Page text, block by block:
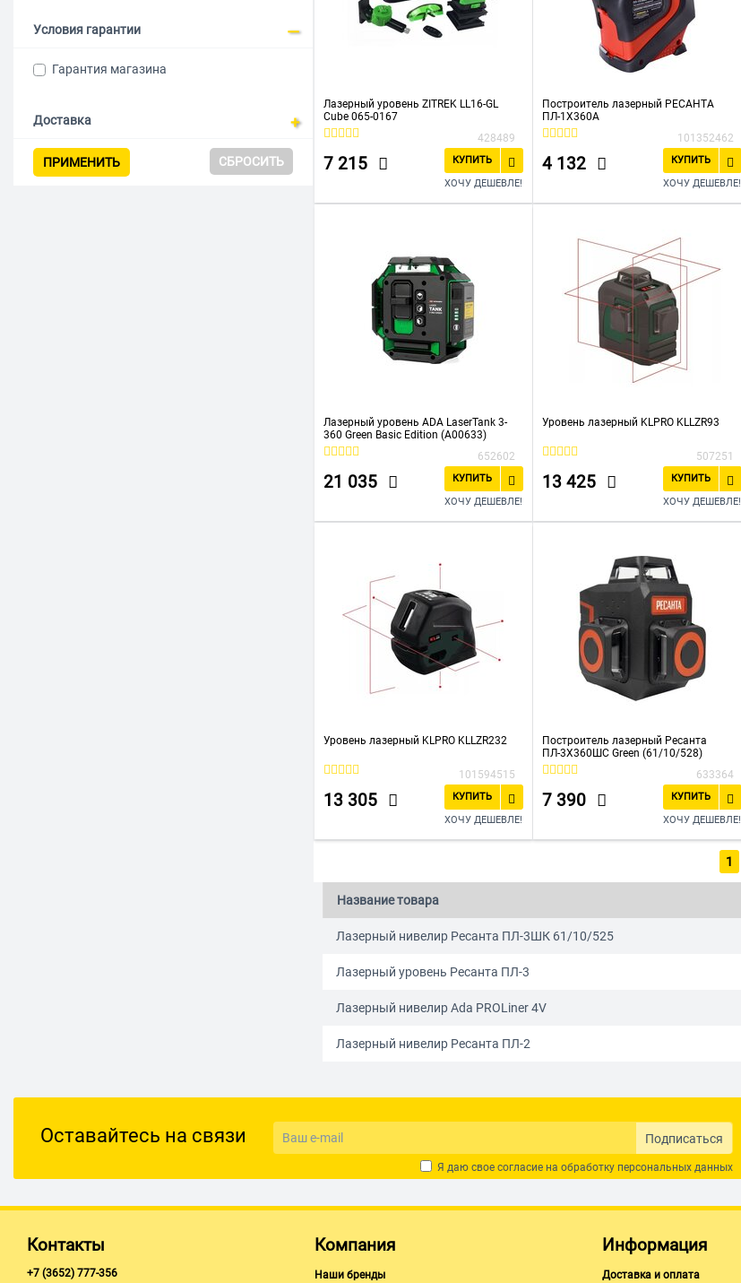
Условия гарантии
Гарантия магазина
Доставка
ПРИМЕНИТЬ СБРОСИТЬ
Лазерный уровень ZITREK LL16-GL
Cube 065-0167
428489
7 215
КУПИТЬ
ХОЧУ ДЕШЕВЛЕ!
Построитель лазерный РЕСАНТА
ПЛ-1Х360А
101352462
4 132
КУПИТЬ
ХОЧУ ДЕШЕВЛЕ!
Лазерный уровень ADA LaserTank 3-
360 Green Basic Edition (А00633)
652602
21 035
КУПИТЬ
ХОЧУ ДЕШЕВЛЕ!
Уровень лазерный KLPRO KLLZR93
507251
13 425
КУПИТЬ
ХОЧУ ДЕШЕВЛЕ!
Уровень лазерный KLPRO KLLZR232
101594515
13 305
КУПИТЬ
ХОЧУ ДЕШЕВЛЕ!
Построитель лазерный Ресанта
ПЛ-3Х360ШС Green (61/10/528)
633364
7 390
КУПИТЬ
ХОЧУ ДЕШЕВЛЕ!
1
Название товара
Лазерный нивелир Ресанта ПЛ-3ШК 61/10/525
Лазерный уровень Ресанта ПЛ-3
Лазерный нивелир Ada PROLiner 4V
Лазерный нивелир Ресанта ПЛ-2
Оставайтесь на связи Подписаться
Я даю свое согласие на обработку персональных данных
Контакты
+7 (3652) 777-356
Компания
Наши бренды
Информация
Доставка и оплата